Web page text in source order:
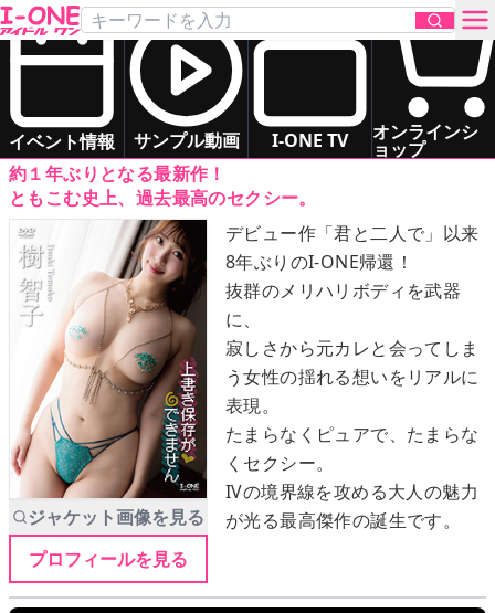
イベント情報 サンプル動画 I-ONE TV オンラインシ
ョップ
お問い合わせ
TOP
DVD
Blu-ray
サンプル動画
イベント情報
アイドル一覧
樹 智子
「上書き保存ができません」
グラマー
お姉さま系
約１年ぶりとなる最新作！
ともこむ史上、過去最高のセクシー。
ジャケット画像を見る
プロフィールを見る
デビュー作「君と二人で」以来
8年ぶりのI-ONE帰還！
抜群のメリハリボディを武器
に、
寂しさから元カレと会ってしま
う女性の揺れる想いをリアルに
表現。
たまらなくピュアで、たまらな
くセクシー。
IVの境界線を攻める大人の魅力
が光る最高傑作の誕生です。